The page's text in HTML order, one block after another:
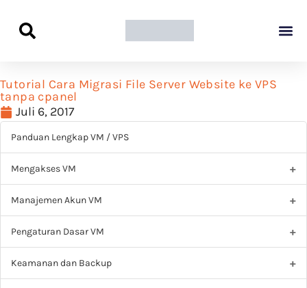
Tutorial Cara Migrasi File Server Website ke VPS
tanpa cpanel
Juli 6, 2017
Panduan Lengkap VM / VPS
Mengakses VM
Manajemen Akun VM
Pengaturan Dasar VM
Keamanan dan Backup